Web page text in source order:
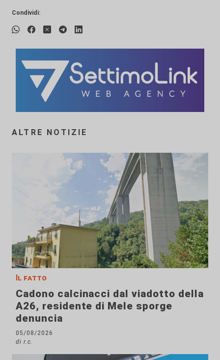
Condividi:
ALTRE NOTIZIE
Il fatto
Cadono calcinacci dal viadotto della
A26, residente di Mele sporge
denuncia
05/08/2026
di r.c.